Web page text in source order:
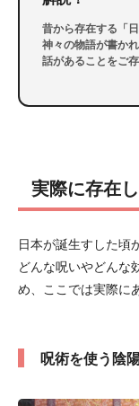
昔から存在する「
神々の物語が書か
話があることをご
実際に存在
日本が誕生すした頃
どんな呪いやどんな
め、ここでは実際に
呪術を使う陰